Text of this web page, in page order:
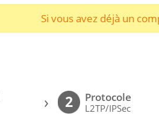
Si vous avez déjà un
› 2 Protocole
L2TP/IPSec